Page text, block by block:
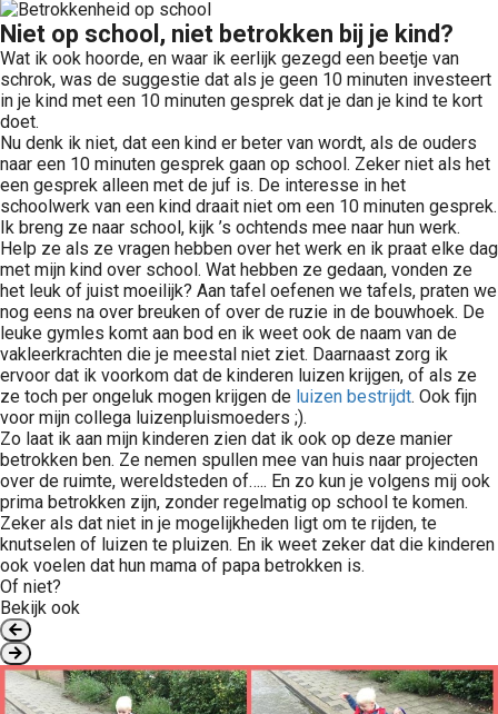
Niet op school, niet betrokken bij je kind?
Wat ik ook hoorde, en waar ik eerlijk gezegd een beetje van
schrok, was de suggestie dat als je geen 10 minuten investeert
in je kind met een 10 minuten gesprek dat je dan je kind te kort
doet.
Nu denk ik niet, dat een kind er beter van wordt, als de ouders
naar een 10 minuten gesprek gaan op school. Zeker niet als het
een gesprek alleen met de juf is. De interesse in het
schoolwerk van een kind draait niet om een 10 minuten gesprek.
Ik breng ze naar school, kijk ’s ochtends mee naar hun werk.
Help ze als ze vragen hebben over het werk en ik praat elke dag
met mijn kind over school. Wat hebben ze gedaan, vonden ze
het leuk of juist moeilijk? Aan tafel oefenen we tafels, praten we
nog eens na over breuken of over de ruzie in de bouwhoek. De
leuke gymles komt aan bod en ik weet ook de naam van de
vakleerkrachten die je meestal niet ziet. Daarnaast zorg ik
ervoor dat ik voorkom dat de kinderen luizen krijgen, of als ze
ze toch per ongeluk mogen krijgen de luizen bestrijdt. Ook fijn
voor mijn collega luizenpluismoeders ;).
Zo laat ik aan mijn kinderen zien dat ik ook op deze manier
betrokken ben. Ze nemen spullen mee van huis naar projecten
over de ruimte, wereldsteden of….. En zo kun je volgens mij ook
prima betrokken zijn, zonder regelmatig op school te komen.
Zeker als dat niet in je mogelijkheden ligt om te rijden, te
knutselen of luizen te pluizen. En ik weet zeker dat die kinderen
ook voelen dat hun mama of papa betrokken is.
Of niet?
Bekijk ook